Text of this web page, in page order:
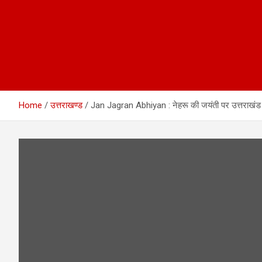
Home उत्तराखण्ड Jan Jagran Abhiyan : नेहरू की जयंती पर